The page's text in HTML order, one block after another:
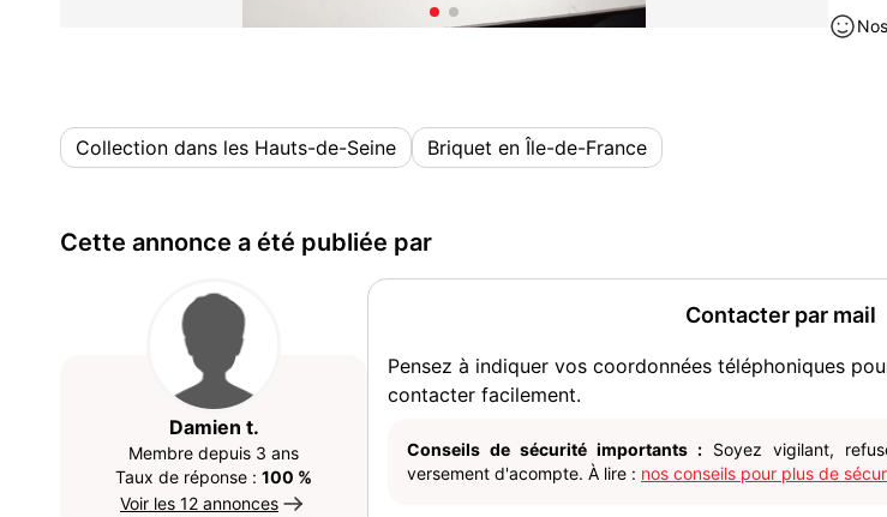
Collection dans les Hauts-de-Seine Briquet en Île-de-France
Cette annonce a été publiée par
Damien t.
Membre depuis 3 ans
Taux de réponse : 100 %
Voir les 12 annonces
Contacter par mail
Pensez à indiquer vos coordonnées téléphoniques
contacter facilement.
Conseils de sécurité importants : Soyez vigilant,
versement d'acompte. À lire : nos conseils pour plus de